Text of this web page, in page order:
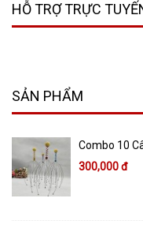
HỖ TRỢ TRỰC
SẢN PHẨM
Combo 10
300,000 đ